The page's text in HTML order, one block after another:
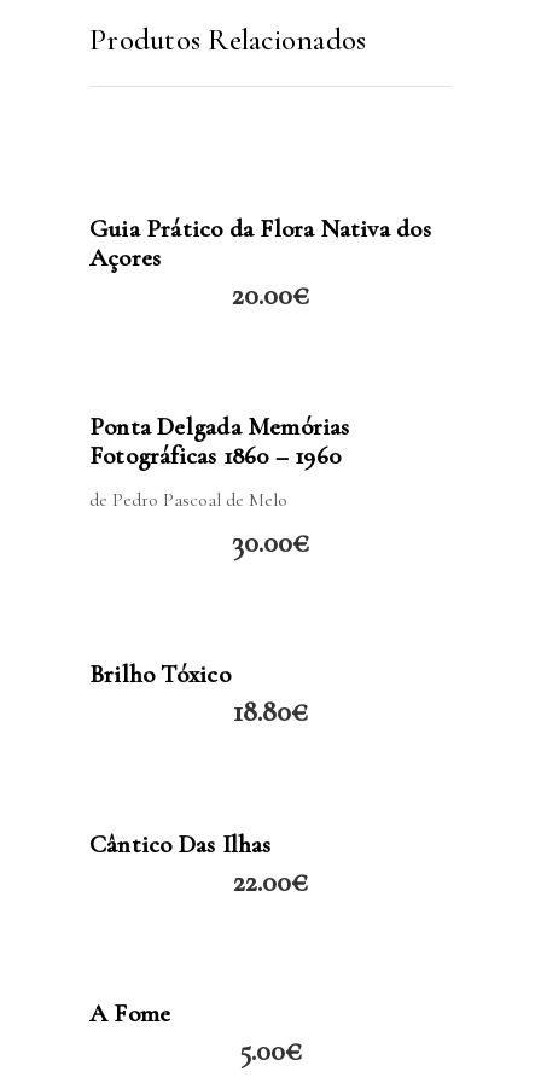
Produtos Relacionados
Guia Prático da Flora Nativa dos
Açores
20.00€
Ponta Delgada Memórias
Fotográficas 1860 – 1960
de Pedro Pascoal de Melo
30.00€
Brilho Tóxico
18.80€
Cântico Das Ilhas
22.00€
A Fome
5.00€